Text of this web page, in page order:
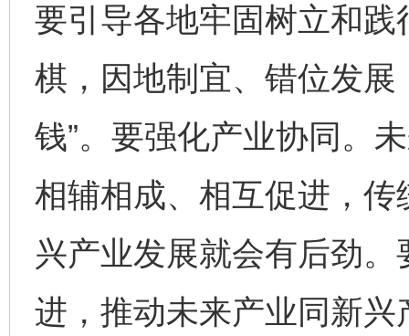
要引导各地牢固树立和
棋，因地制宜、错位发展
钱”。要强化产业协同。
相辅相成、相互促进，
兴产业发展就会有后劲
进，推动未来产业同新